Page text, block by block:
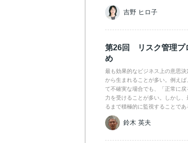
吉野 ヒロ子
第26回 リスク管理プ
め
最も効果的なビジネス上の意思
から生まれることが多い。例え
て不確実な場合でも、「正常に
力を受けることが多い。しかし
るまで積極的に監視することであ
鈴木 英夫